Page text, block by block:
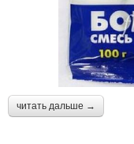
читать дальше →